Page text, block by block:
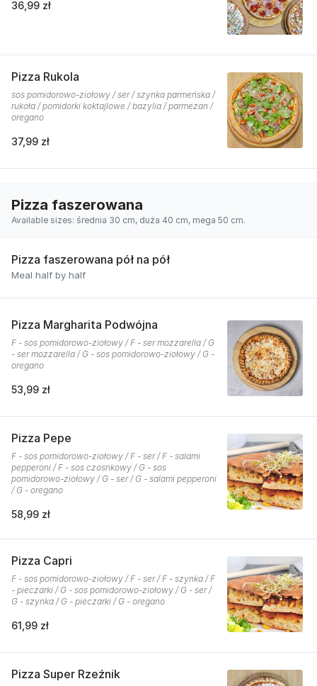
36,99 zł
Pizza Rukola
sos pomidorowo-ziołowy / ser / szynka parmeńska /
rukoła / pomidorki koktajlowe / bazylia / parmezan /
oregano
37,99 zł
Pizza faszerowana
Available sizes: średnia 30 cm, duża 40 cm, mega 50 cm.
Pizza faszerowana pół na pół
Meal half by half
Pizza Margharita Podwójna
F - sos pomidorowo-ziołowy / F - ser mozzarella / G
- ser mozzarella / G - sos pomidorowo-ziołowy / G -
oregano
53,99 zł
Pizza Pepe
F - sos pomidorowo-ziołowy / F - ser / F - salami
pepperoni / F - sos czosnkowy / G - sos
pomidorowo-ziołowy / G - ser / G - salami pepperoni
/ G - oregano
58,99 zł
Pizza Capri
F - sos pomidorowo-ziołowy / F - ser / F - szynka / F
- pieczarki / G - sos pomidorowo-ziołowy / G - ser /
G - szynka / G - pieczarki / G - oregano
61,99 zł
Pizza Super Rzeźnik